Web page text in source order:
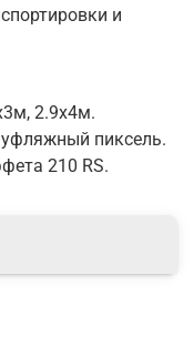
и
2.9х4м.
пиксель.
210 RS.